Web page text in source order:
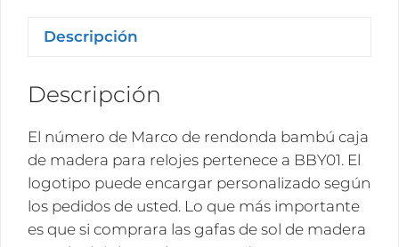
BBY01
cantidad
Descripción
Descripción
El número de Marco de rendonda bambú caja
de madera para relojes pertenece a BBY01. El
logotipo puede encargar personalizado según
los pedidos de usted. Lo que más importante
es que si comprara las gafas de sol de madera